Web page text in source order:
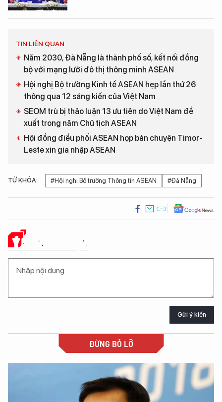
TIN LIÊN QUAN
Năm 2030, Đà Nẵng là thành phố số, kết nối đồng
bộ với mạng lưới đô thị thông minh ASEAN
Hội nghị Bộ trưởng Kinh tế ASEAN hẹp lần thứ 26
thông qua 12 sáng kiến của Việt Nam
SEOM trù bị thảo luận 13 ưu tiên do Việt Nam đề
xuất trong năm Chủ tịch ASEAN
Hội đồng điều phối ASEAN họp bàn chuyện Timor-
Leste xin gia nhập ASEAN
TỪ KHÓA: #Hội nghị Bộ trưởng Thông tin ASEAN #Đà Nẵng
Ý KIẾN CỦA BẠN
Gửi ý kiến
ĐỪNG BỎ LỠ